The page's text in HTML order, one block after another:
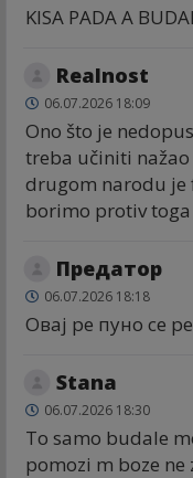
KISA PADA A
Realnost
06.07.2026 18:09
Ono što je
treba učiniti
drugom narodu je
borimo protiv toga
Предатор
06.07.2026 18:18
Овај ре пуно се ре
Stana
06.07.2026 18:30
To samo budale
pomozi m boze